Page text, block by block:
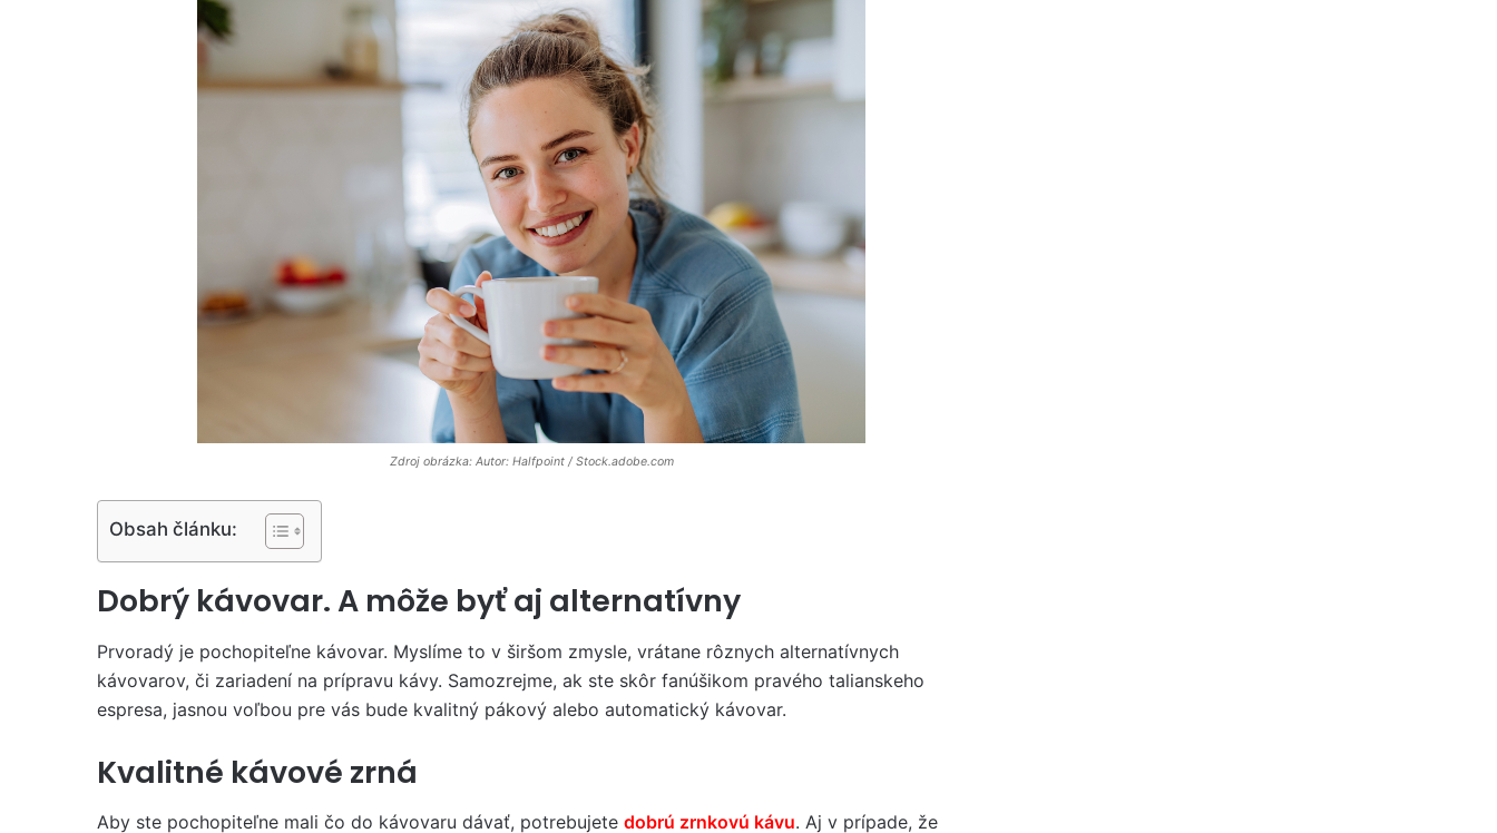
Zdroj obrázka: Autor: Halfpoint / Stock.adobe.com
Obsah článku:
Dobrý kávovar. A môže byť aj alternatívny
Prvoradý je pochopiteľne kávovar. Myslíme to v širšom zmysle, vrátane rôznych alternatívnych
kávovarov, či zariadení na prípravu kávy. Samozrejme, ak ste skôr fanúšikom pravého talianskeho
espresa, jasnou voľbou pre vás bude kvalitný pákový alebo automatický kávovar.
Kvalitné kávové zrná
Aby ste pochopiteľne mali čo do kávovaru dávať, potrebujete dobrú zrnkovú kávu. Aj v prípade, že